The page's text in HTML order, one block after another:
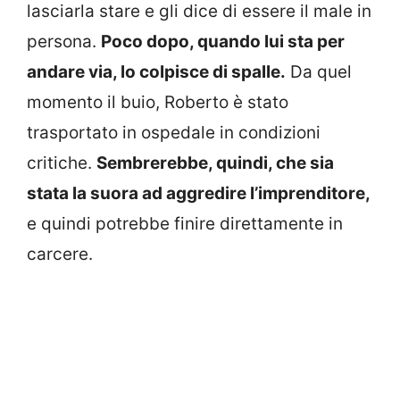
lasciarla stare e gli dice di essere il male in
persona. Poco dopo, quando lui sta per
andare via, lo colpisce di spalle. Da quel
momento il buio, Roberto è stato
trasportato in ospedale in condizioni
critiche. Sembrerebbe, quindi, che sia
stata la suora ad aggredire l’imprenditore,
e quindi potrebbe finire direttamente in
carcere.